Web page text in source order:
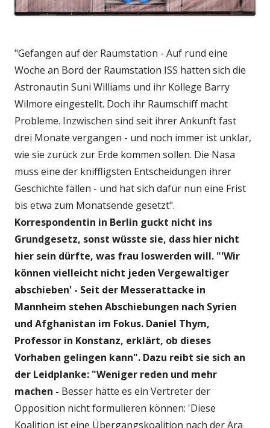
"Gefangen auf der Raumstation - Auf rund eine
Woche an Bord der Raumstation ISS hatten sich die
Astronautin Suni Williams und ihr Kollege Barry
Wilmore eingestellt. Doch ihr Raumschiff macht
Probleme. Inzwischen sind seit ihrer Ankunft fast
drei Monate vergangen - und noch immer ist unklar,
wie sie zurück zur Erde kommen sollen. Die Nasa
muss eine der kniffligsten Entscheidungen ihrer
Geschichte fällen - und hat sich dafür nun eine Frist
bis etwa zum Monatsende gesetzt".
Korrespondentin in Berlin guckt nicht ins
Grundgesetz, sonst wüsste sie, dass hier nicht
hier sein dürfte, was frau loswerden will. "'Wir
können vielleicht nicht jeden Vergewaltiger
abschieben' - Seit der Messerattacke in
Mannheim stehen Abschiebungen nach Syrien
und Afghanistan im Fokus. Daniel Thym,
Professor in Konstanz, erklärt, ob dieses
Vorhaben gelingen kann". Dazu reibt sie sich an
der Leidplanke: "Weniger reden und mehr
machen - Besser hätte es ein Vertreter der
Opposition nicht formulieren können: 'Diese
Koalition ist eine Übergangskoalition nach der Ära